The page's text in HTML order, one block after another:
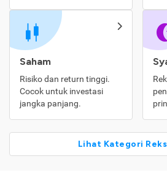
Saham
Risiko dan return tinggi.
Cocok untuk investasi
jangka panjang.
Lihat Kategori